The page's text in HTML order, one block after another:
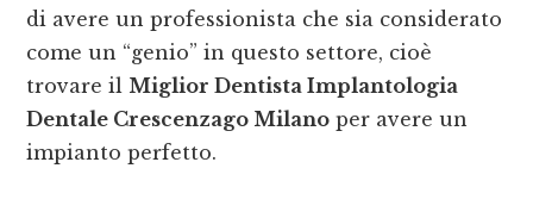
di avere un professionista che sia considerato
come un “genio” in questo settore, cioè
trovare il Miglior Dentista Implantologia
Dentale Crescenzago Milano per avere un
impianto perfetto.